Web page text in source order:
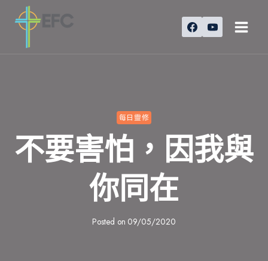
每日靈修
不要害怕，因我與
你同在
Posted on 09/05/2020